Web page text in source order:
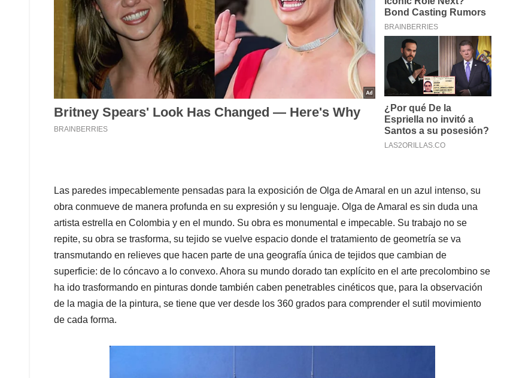
Las paredes impecablemente pensadas para la exposición de Olga de Amaral en un azul intenso, su
obra conmueve de manera profunda en su expresión y su lenguaje. Olga de Amaral es sin duda una
artista estrella en Colombia y en el mundo. Su obra es monumental e impecable. Su trabajo no se
repite, su obra se trasforma, su tejido se vuelve espacio donde el tratamiento de geometría se va
transmutando en relieves que hacen parte de una geografía única de tejidos que cambian de
superficie: de lo cóncavo a lo convexo. Ahora su mundo dorado tan explícito en el arte precolombino se
ha ido trasformando en pinturas donde también caben penetrables cinéticos que, para la observación
de la magia de la pintura, se tiene que ver desde los 360 grados para comprender el sutil movimiento
de cada forma.